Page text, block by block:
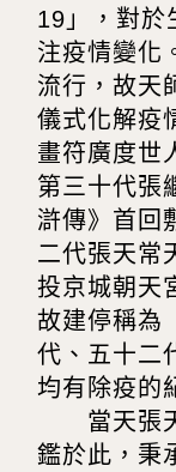
19」，對於
注疫情變化
流行，故天
儀式化解疫
畫符廣度世
第三十代張
滸傳》首回
二代張天常
投京城朝天
故建停稱為
代、五十二
均有除疫的
當天張天
鑑於此，秉